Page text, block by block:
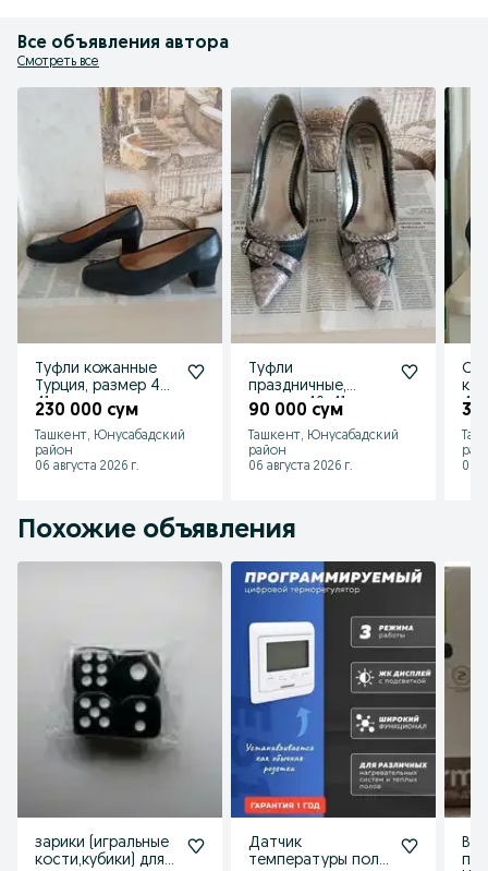
Все объявления автора
Смотреть все
Туфли кожанные
Турция, размер 40-
41
230 000 сум
Ташкент, Юнусабадский
район
06 августа 2026 г.
Туфли
праздничные,
размер 40-41
привозные.
90 000 сум
Ташкент, Юнусабадский
район
06 августа 2026 г.
41-
06
Похожие объявления
зарики (игральные
кости,кубики) для
Датчик
температуры пола